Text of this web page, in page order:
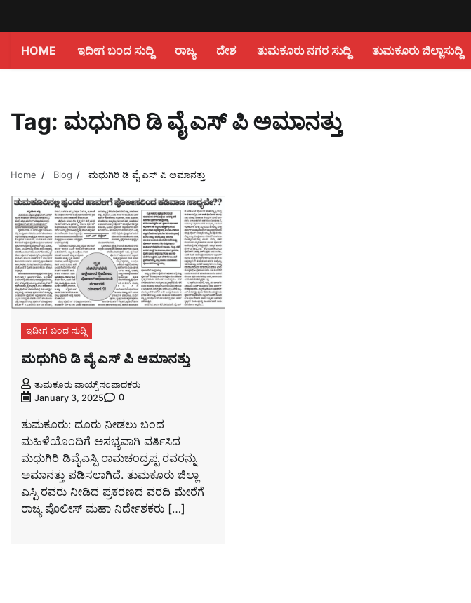
HOME ಇದೀಗ ಬಂದ ಸುದ್ದಿ ರಾಜ್ಯ ದೇಶ ತುಮಕೂರು ನಗರ ಸುದ್ದಿ ತುಮಕೂರು ಜಿಲ್ಲಾಸುದ್ದಿ
Tag: ಮಧುಗಿರಿ ಡಿ ವೈ ಎಸ್ ಪಿ ಅಮಾನತ್ತು
Home Blog ಮಧುಗಿರಿ ಡಿ ವೈ ಎಸ್ ಪಿ ಅಮಾನತ್ತು
ಇದೀಗ ಬಂದ ಸುದ್ದಿ
ಮಧುಗಿರಿ ಡಿ ವೈ ಎಸ್ ಪಿ ಅಮಾನತ್ತು
ತುಮಕೂರು ವಾಯ್ಸ್ ಸಂಪಾದಕರು
January 3, 2025
0
ತುಮಕೂರು: ದೂರು ನೀಡಲು ಬಂದ
ಮಹಿಳೆಯೊಂದಿಗೆ ಅಸಭ್ಯವಾಗಿ ವರ್ತಿಸಿದ
ಮಧುಗಿರಿ ಡಿವೈಎಸ್ಪಿ ರಾಮಚಂದ್ರಪ್ಪ ರವರನ್ನು
ಅಮಾನತ್ತು ಪಡಿಸಲಾಗಿದೆ. ತುಮಕೂರು ಜಿಲ್ಲಾ
ಎಸ್ಪಿ ರವರು ನೀಡಿದ ಪ್ರಕರಣದ ವರದಿ ಮೇರೆಗೆ
ರಾಜ್ಯ ಪೊಲೀಸ್ ಮಹಾ ನಿರ್ದೇಶಕರು […]